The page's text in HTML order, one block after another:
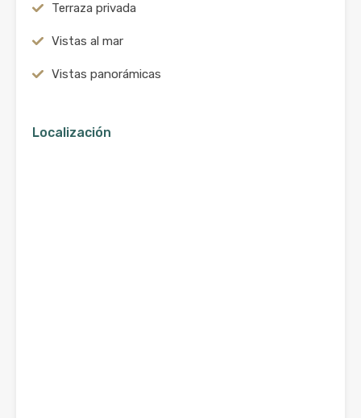
Terraza privada
Vistas al mar
Vistas panorámicas
Localización